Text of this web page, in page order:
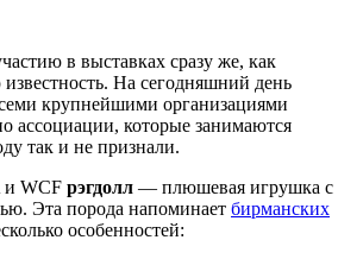
в выставках сразу же, как
На сегодняшний день
крупнейшими организациями
ассоциации, которые занимаются
так и не признали.
и WCF рэгдолл — плюшевая игрушка с
Эта порода напоминает бирманских
особенностей: